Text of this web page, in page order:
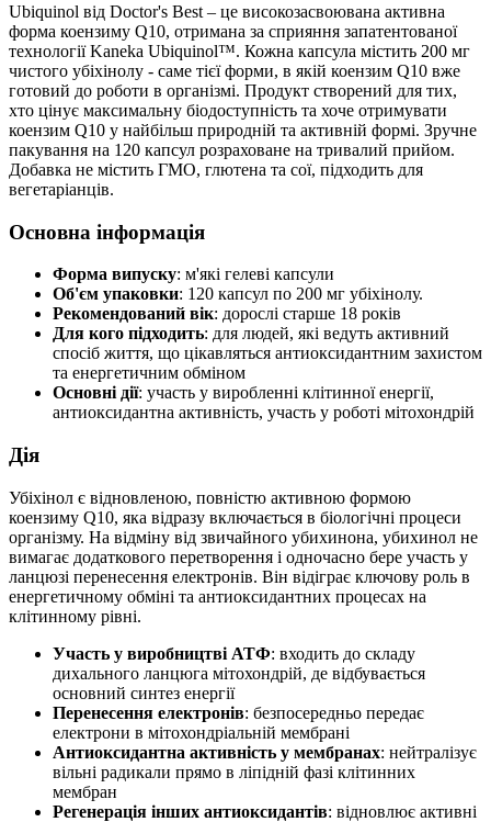
Ubiquinol від Doctor's Best – це високозасвоювана активна
форма коензиму Q10, отримана за сприяння запатентованої
технології Kaneka Ubiquinol™. Кожна капсула містить 200 мг
чистого убіхінолу - саме тієї форми, в якій коензим Q10 вже
готовий до роботи в організмі. Продукт створений для тих,
хто цінує максимальну біодоступність та хоче отримувати
коензим Q10 у найбільш природній та активній формі. Зручне
пакування на 120 капсул розраховане на тривалий прийом.
Добавка не містить ГМО, глютена та сої, підходить для
вегетаріанців.
Основна інформація
Форма випуску: м'які гелеві капсули
Об'єм упаковки: 120 капсул по 200 мг убіхінолу.
Рекомендований вік: дорослі старше 18 років
Для кого підходить: для людей, які ведуть активний
спосіб життя, що цікавляться антиоксидантним захистом
та енергетичним обміном
Основні дії: участь у виробленні клітинної енергії,
антиоксидантна активність, участь у роботі мітохондрій
Дія
Убіхінол є відновленою, повністю активною формою
коензиму Q10, яка відразу включається в біологічні процеси
організму. На відміну від звичайного убихинона, убихинол не
вимагає додаткового перетворення і одночасно бере участь у
ланцюзі перенесення електронів. Він відіграє ключову роль в
енергетичному обміні та антиоксидантних процесах на
клітинному рівні.
Участь у виробництві АТФ: входить до складу
дихального ланцюга мітохондрій, де відбувається
основний синтез енергії
Перенесення електронів: безпосередньо передає
електрони в мітохондріальній мембрані
Антиоксидантна активність у мембранах: нейтралізує
вільні радикали прямо в ліпідній фазі клітинних
мембран
Регенерація інших антиоксидантів: відновлює активні